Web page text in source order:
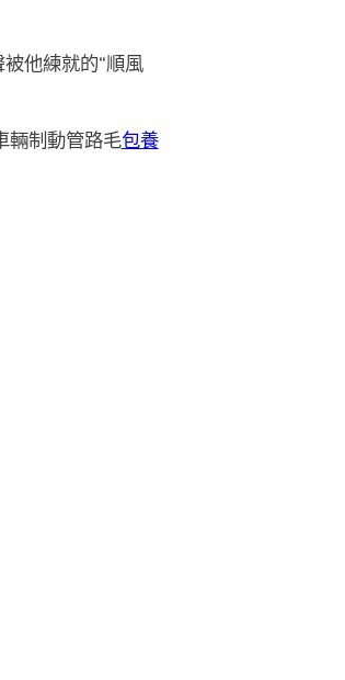
他練就的“順風
輛制動管路毛包養